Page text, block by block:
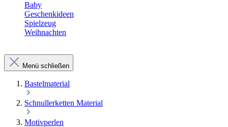
Baby
Geschenkideen
Spielzeug
Weihnachten
Menü schließen
Bastelmaterial
Schnullerketten Material
Motivperlen